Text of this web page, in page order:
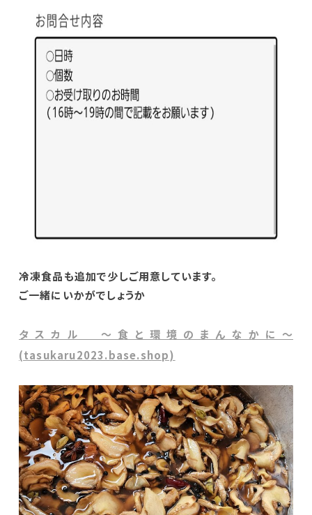
冷凍食品も追加で少しご用意しています。
ご一緒にいかがでしょうか
タスカル ～食と環境のまんなかに～
(tasukaru2023.base.shop)